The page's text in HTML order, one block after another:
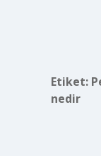
Etiket:
nedir